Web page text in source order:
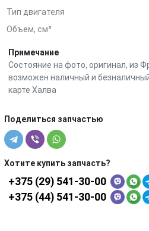
Тип двигателя
Объем, см³
Примечание
Состояние на фото, оригинал, из
возможен наличный и
карте Халва
Поделиться запчастью
Хотите купить запчасть?
+375 (29) 541-30-00
+375 (44) 541-30-00